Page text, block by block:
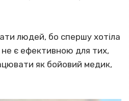
людей, бо спершу хотіла
є ефективною для тих,
як бойовий медик,